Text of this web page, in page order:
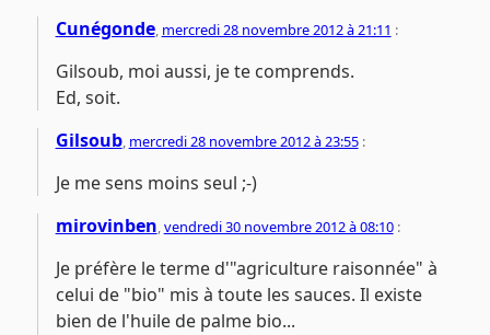
Cunégonde, mercredi 28 novembre 2012 à 21:11 :
Gilsoub, moi aussi, je te comprends.
Ed, soit.
Gilsoub, mercredi 28 novembre 2012 à 23:55:
Je me sens moins seul ;-)
mirovinben,vendredi 30 novembre 2012 à 08:10:
Je préfère le terme d'"agriculture raisonnée" à
celui de "bio" mis à toute les sauces. Il existe
bien de l'huile de palme bio...